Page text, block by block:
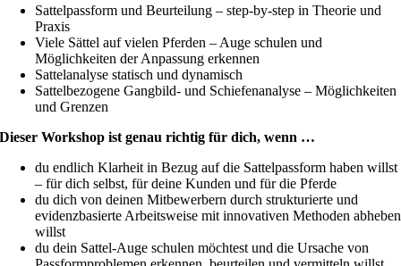
Sattelpassform und Beurteilung – step-by-step in Theorie und
Praxis
Viele Sättel auf vielen Pferden – Auge schulen und
Möglichkeiten der Anpassung erkennen
Sattelanalyse statisch und dynamisch
Sattelbezogene Gangbild- und Schiefenanalyse – Möglichkeiten
und Grenzen
Dieser Workshop ist genau richtig für dich, wenn …
du endlich Klarheit in Bezug auf die Sattelpassform haben willst
– für dich selbst, für deine Kunden und für die Pferde
du dich von deinen Mitbewerbern durch strukturierte und
evidenzbasierte Arbeitsweise mit innovativen Methoden abheben
willst
du dein Sattel-Auge schulen möchtest und die Ursache von